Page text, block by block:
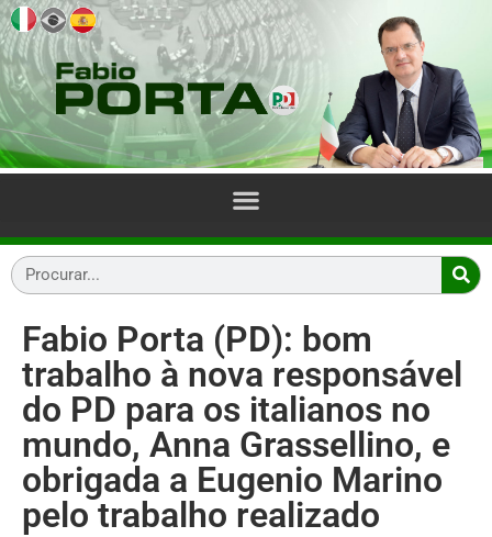
Fabio Porta (PD): bom
trabalho à nova responsável
do PD para os italianos no
mundo, Anna Grassellino, e
obrigada a Eugenio Marino
pelo trabalho realizado